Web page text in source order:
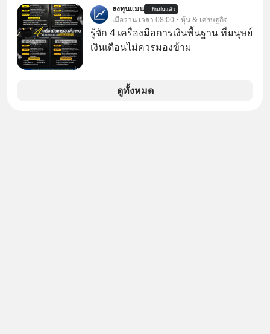
ร่วมเจาะลึกบทวิเคราะห์และข้อคิดการ
เงินฉบับ Dalio กันได้ใน EP. นี้
#RayDalio #สรุปบทเรียน #การเงินการ
ลงทุน #MissionToTheMoon
ลงทุนแมน ยืนยันแล้ว
เมื่อวาน เวลา 08:00 • หุ้น & เศรษฐกิจ
รู้จัก 4 เครื่องมือการเงินพื้นฐาน ที่มนุษย์
เงินเดือนไม่ควรมองข้าม
ดูทั้งหมด